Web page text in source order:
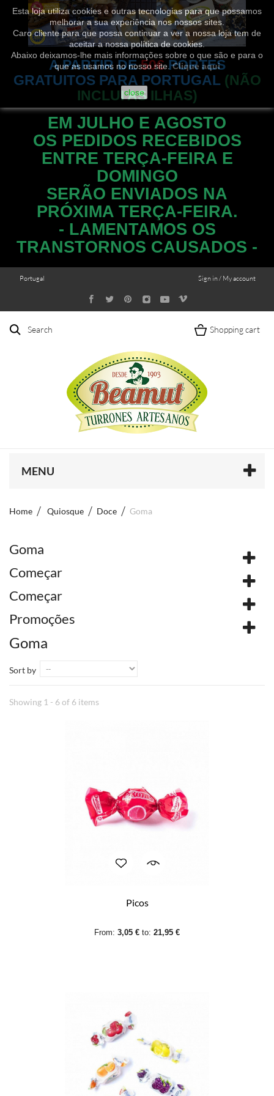
Esta loja utiliza cookies e outras tecnologias para que possamos
melhorar a sua experiência nos nossos sites.
Caro cliente para que possa continuar a ver a nossa loja tem de
aceitar a nossa política de cookies.
Abaixo deixamos-lhe mais informações sobre o que são e para o
que as usamos no nosso site.Clique aqui
close
A PARTIR DE 50€ PORTES
GRATUITOS PARA PORTUGAL (NÃO
INCLUI AS ILHAS)
EM JULHO E AGOSTO
OS PEDIDOS RECEBIDOS
ENTRE TERÇA-FEIRA E
DOMINGO
SERÃO ENVIADOS NA
PRÓXIMA TERÇA-FEIRA.
- LAMENTAMOS OS
TRANSTORNOS CAUSADOS -
Sign in / My account
Portugal
Search Shopping cart
MENU
Home Quiosque Doce Goma
Goma
Começar
Começar
Promoções
Goma
Sort by
Showing 1 - 6 of 6 items
Picos
From: 3,05 € to: 21,95 €